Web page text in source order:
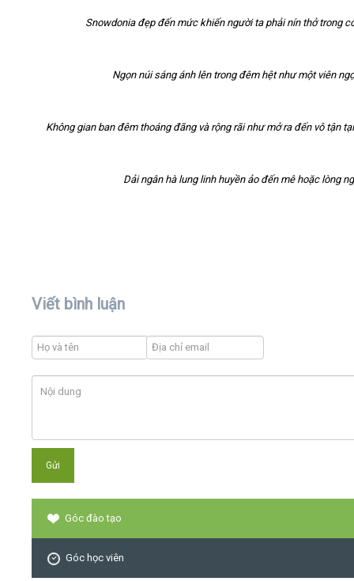
Snowdonia đẹp đến mức khiến người ta phải nín thở trong
Ngọn núi sáng ánh lên trong đêm hệt như một viên
Không gian ban đêm thoáng đãng và rộng rãi như mở ra đến vô tận
Dải ngân hà lung linh huyền ảo đến mê hoặc lòng
Viết bình luận
Góc đào tạo
Góc học viên